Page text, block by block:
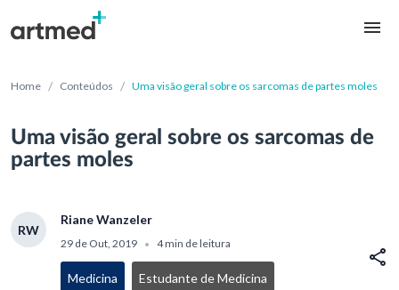
Home / Conteúdos / Uma visão geral sobre os sarcomas de partes moles
Uma visão geral sobre os sarcomas de
partes moles
RW
Riane Wanzeler
29 de Out, 2019 • 4 min de leitura
Medicina Estudante de Medicina